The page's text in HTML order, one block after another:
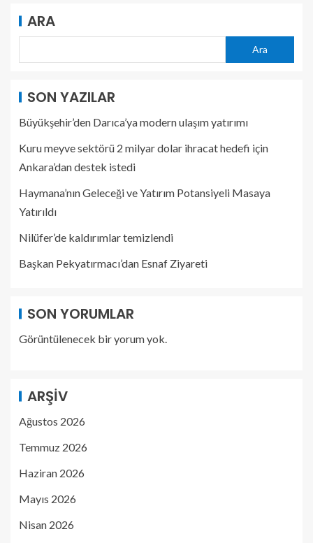
ARA
Ara
SON YAZILAR
Büyükşehir’den Darıca’ya modern ulaşım yatırımı
Kuru meyve sektörü 2 milyar dolar ihracat hedefi için
Ankara’dan destek istedi
Haymana’nın Geleceği ve Yatırım Potansiyeli Masaya
Yatırıldı
Nilüfer’de kaldırımlar temizlendi
Başkan Pekyatırmacı’dan Esnaf Ziyareti
SON YORUMLAR
Görüntülenecek bir yorum yok.
ARŞIV
Ağustos 2026
Temmuz 2026
Haziran 2026
Mayıs 2026
Nisan 2026